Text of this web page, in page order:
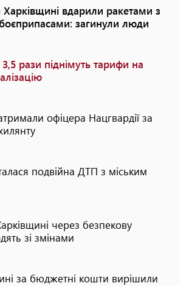
Харківщині вдарили ракетами з
загинули люди
рази піднімуть тарифи на
офіцера Нацгвардії за
подвійна ДТП з міським
через безпекову
зі змінами
за бюджетні кошти вирішили